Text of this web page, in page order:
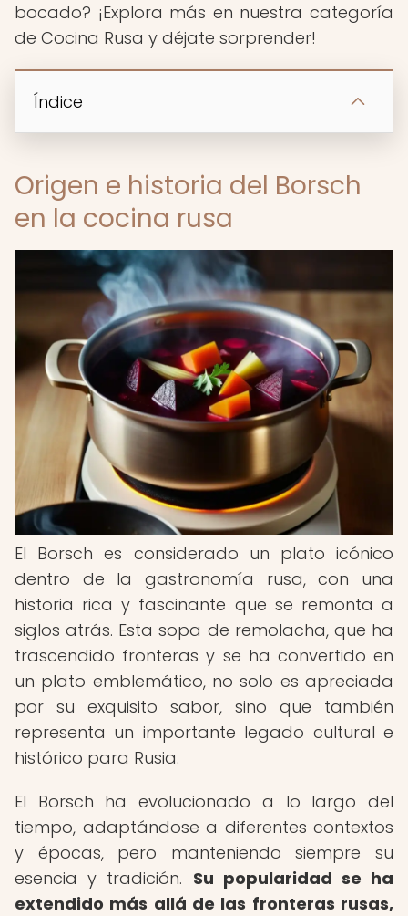
bocado? ¡Explora más en nuestra categoría
de Cocina Rusa y déjate sorprender!
Índice
Origen e historia del Borsch
en la cocina rusa
El Borsch es considerado un plato icónico
dentro de la gastronomía rusa, con una
historia rica y fascinante que se remonta a
siglos atrás. Esta sopa de remolacha, que ha
trascendido fronteras y se ha convertido en
un plato emblemático, no solo es apreciada
por su exquisito sabor, sino que también
representa un importante legado cultural e
histórico para Rusia.
El Borsch ha evolucionado a lo largo del
tiempo, adaptándose a diferentes contextos
y épocas, pero manteniendo siempre su
esencia y tradición. Su popularidad se ha
extendido más allá de las fronteras rusas,